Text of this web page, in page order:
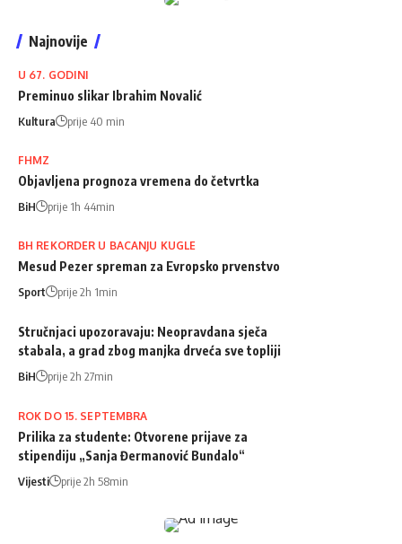
Najnovije
U 67. GODINI
Preminuo slikar Ibrahim Novalić
Kultura prije 40 min
FHMZ
Objavljena prognoza vremena do četvrtka
BiH prije 1h 44min
BH REKORDER U BACANJU KUGLE
Mesud Pezer spreman za Evropsko prvenstvo
Sport prije 2h 1min
Stručnjaci upozoravaju: Neopravdana sječa
stabala, a grad zbog manjka drveća sve topliji
BiH prije 2h 27min
ROK DO 15. SEPTEMBRA
Prilika za studente: Otvorene prijave za
stipendiju „Sanja Đermanović Bundalo“
Vijesti prije 2h 58min